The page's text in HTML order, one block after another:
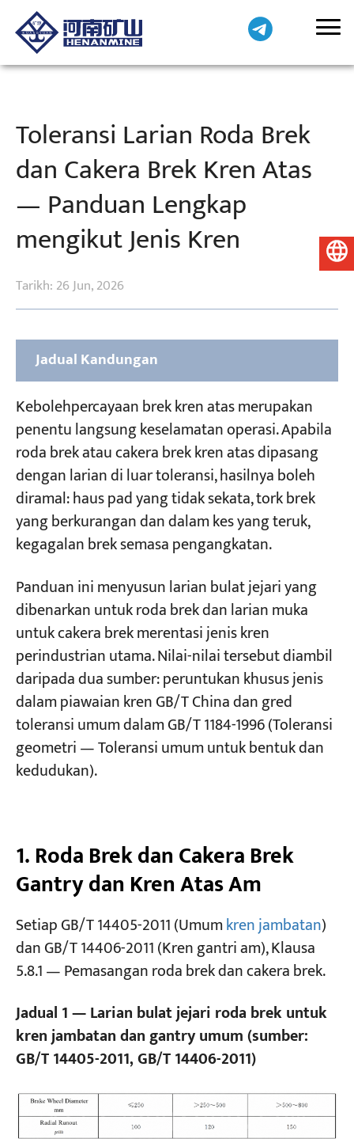
Projek
Blog
Toleransi Larian Roda Brek
dan Cakera Brek Kren Atas
— Panduan Lengkap
mengikut Jenis Kren
Tarikh: 26 Jun, 2026
Jadual Kandungan
Atas Am
2. Roda Brek dan Cakera Brek Kren Portal
3. Kren Kontena Kapal-ke-Pesisir (STS) Roda
Brek dan Cakera Brek
4. Kren Gantry Kontena (Dipasang di Rel dan
Bertayar Getah) Roda Brek dan Cakera Brek
5. Jarak Kasut Brek ke Roda dan Jarak Kasut
ke Cakera
Kebolehpercayaan brek kren atas merupakan
penentu langsung keselamatan operasi. Apabila
roda brek atau cakera brek kren atas dipasang
dengan larian di luar toleransi, hasilnya boleh
diramal: haus pad yang tidak sekata, tork brek
yang berkurangan dan dalam kes yang teruk,
kegagalan brek semasa pengangkatan.
Panduan ini menyusun larian bulat jejari yang
dibenarkan untuk roda brek dan larian muka
untuk cakera brek merentasi jenis kren
perindustrian utama. Nilai-nilai tersebut diambil
daripada dua sumber: peruntukan khusus jenis
dalam piawaian kren GB/T China dan gred
toleransi umum dalam GB/T 1184-1996 (Toleransi
geometri — Toleransi umum untuk bentuk dan
kedudukan).
1. Roda Brek dan Cakera Brek
Gantry dan Kren Atas Am
Setiap GB/T 14405-2011 (Umumkren jambatan)
dan GB/T 14406-2011 (Kren gantri am), Klausa
5.8.1 — Pemasangan roda brek dan cakera brek.
Jadual 1 — Larian bulat jejari roda brek untuk
kren jambatan dan gantry umum (sumber:
GB/T 14405-2011, GB/T 14406-2011)
Bahasa Melayu